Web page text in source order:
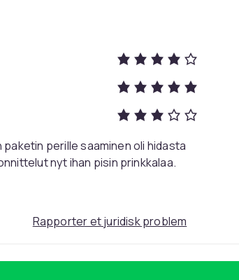
perille saaminen oli hidasta
nyt ihan pisin prinkkalaa.
Rapporter et juridisk problem